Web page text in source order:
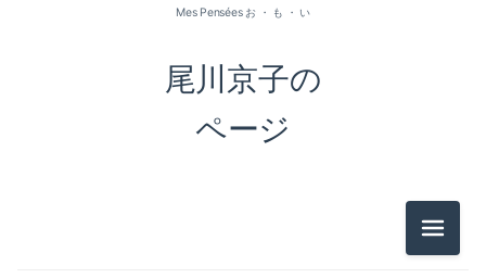
尾川京子の
ページ
Mes Pensées お ・ も ・ い
メニュ